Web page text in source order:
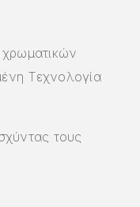
Τεχνολογία
τους